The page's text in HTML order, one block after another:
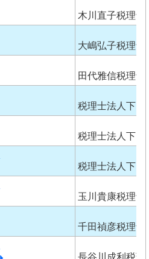
木川直子税理士
大嶋弘子税理士
田代雅信税理士
税理士法人下山
税理士法人下山
税理士法人下山
玉川貴康税理士
千田禎彦税理士